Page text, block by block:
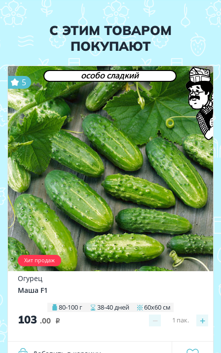
С ЭТИМ ТОВАРОМ
ПОКУПАЮТ
особо сладкий
Хит продаж
5
Огурец
Маша F1
80-100 г 38-40 дней 60х60 см
103 .00 i − +
1 пак.